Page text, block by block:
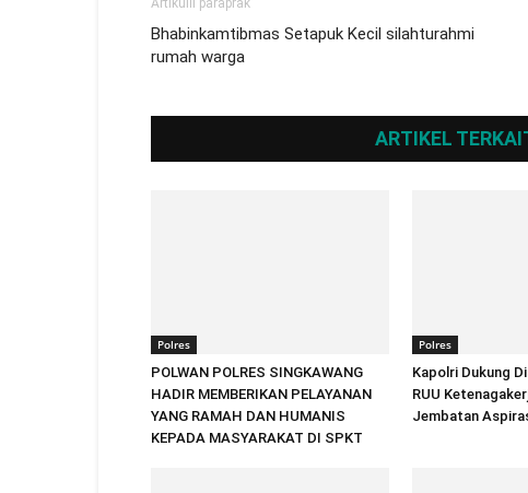
Artikulli paraprak
Bhabinkamtibmas Setapuk Kecil silahturahmi
rumah warga
ARTIKEL
Polres
POLWAN POLRES SINGKAWANG
HADIR MEMBERIKAN PELAYANAN
YANG RAMAH DAN HUMANIS
KEPADA MASYARAKAT DI SPKT
Polres
Kapolri Dukung
RUU
Jembatan